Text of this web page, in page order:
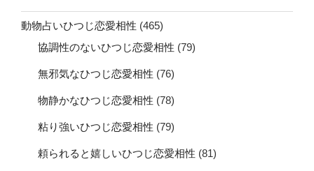
動物占いひつじ恋愛相性 (465)
協調性のないひつじ恋愛相性 (79)
無邪気なひつじ恋愛相性 (76)
物静かなひつじ恋愛相性 (78)
粘り強いひつじ恋愛相性 (79)
頼られると嬉しいひつじ恋愛相性 (81)